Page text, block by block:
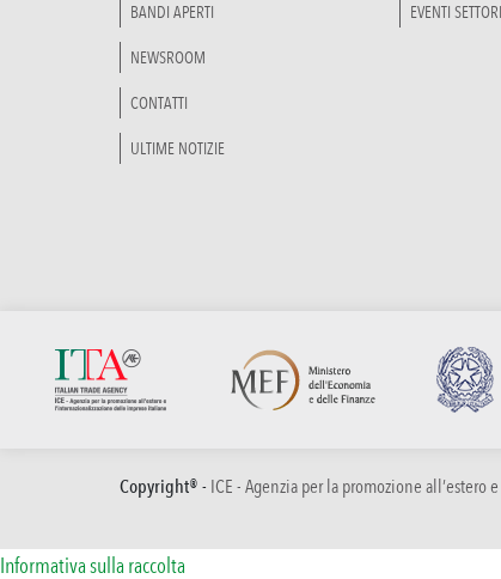
BANDI APERTI
NEWSROOM
CONTATTI
ULTIME NOTIZIE
EVENTI
Copyright® - ICE - Agenzia per la promozione
Informativa sulla raccolta